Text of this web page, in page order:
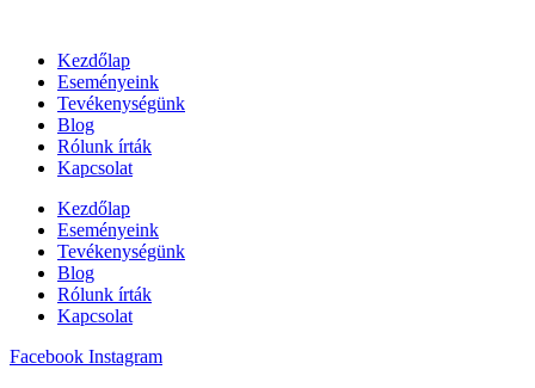
tartalomhozKezdőlap
Eseményeink
Tevékenységünk
Blog
Rólunk írták
Kapcsolat
Kezdőlap
Eseményeink
Tevékenységünk
Blog
Rólunk írták
Kapcsolat
Facebook Instagram